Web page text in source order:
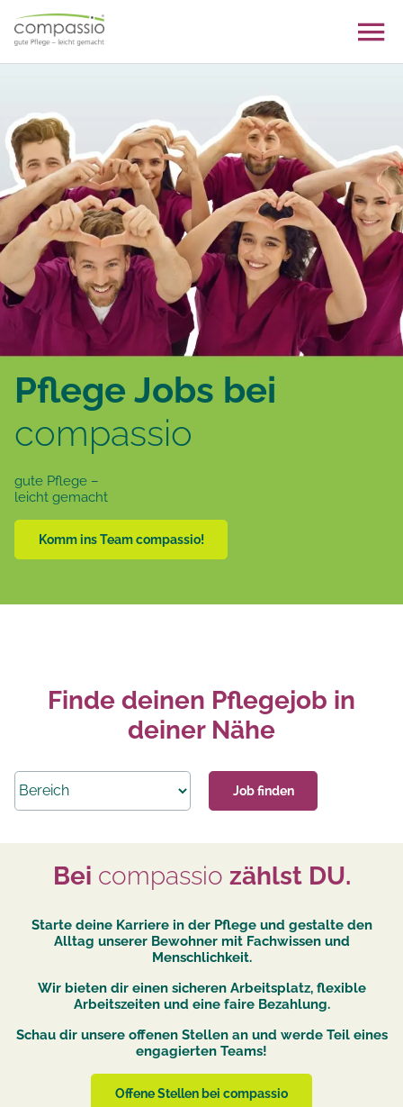
content
Pflege Jobs bei
compassio
gute Pflege –
leicht gemacht
Komm ins Team compassio!
Finde deinen Pflegejob in
deiner Nähe
Bei compassio zählst DU.
Starte deine Karriere in der Pflege und gestalte den
Alltag unserer Bewohner mit Fachwissen und
Menschlichkeit.
Wir bieten dir einen sicheren Arbeitsplatz, flexible
Arbeitszeiten und eine faire Bezahlung.
Schau dir unsere offenen Stellen an und werde Teil eines
engagierten Teams!
Offene Stellen bei compassio